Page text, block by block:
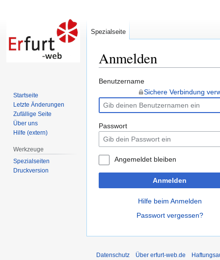
Anmelden
Zur
springen
Zur
springen
Benutzername
Sichere Verbindung
Passwort
Angemeldet bleiben
Anmelden
Hilfe beim Anmelden
Passwort vergessen?
Spezialseite
Startseite
Letzte Änderungen
Zufällige Seite
Über uns
Hilfe (extern)
Werkzeuge
Spezialseiten
Druckversion
Datenschutz Über erfurt-web.de